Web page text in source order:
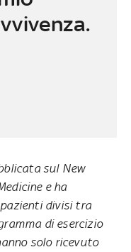
sul New
e ha
divisi tra
di esercizio
solo ricevuto